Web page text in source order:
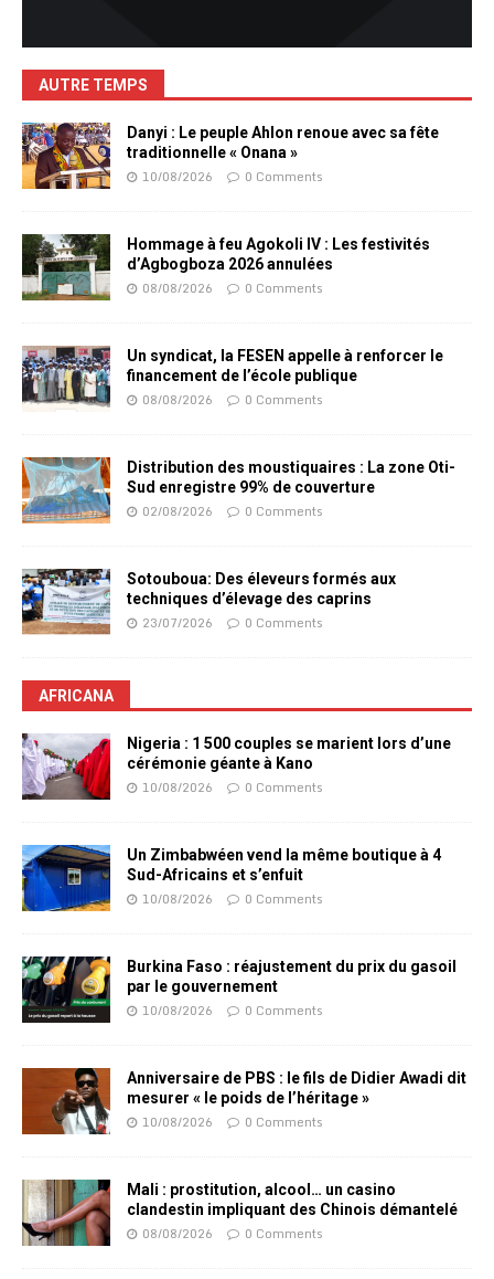
AUTRE TEMPS
Danyi : Le peuple Ahlon renoue avec sa fête
traditionnelle « Onana »
10/08/2026 0 Comments
Hommage à feu Agokoli IV : Les festivités
d’Agbogboza 2026 annulées
08/08/2026 0 Comments
Un syndicat, la FESEN appelle à renforcer le
financement de l’école publique
08/08/2026 0 Comments
Distribution des moustiquaires : La zone Oti-
Sud enregistre 99% de couverture
02/08/2026 0 Comments
Sotouboua: Des éleveurs formés aux
techniques d’élevage des caprins
23/07/2026 0 Comments
AFRICANA
Nigeria : 1 500 couples se marient lors d’une
cérémonie géante à Kano
10/08/2026 0 Comments
Un Zimbabwéen vend la même boutique à 4
Sud-Africains et s’enfuit
10/08/2026 0 Comments
Burkina Faso : réajustement du prix du gasoil
par le gouvernement
10/08/2026 0 Comments
Anniversaire de PBS : le fils de Didier Awadi dit
mesurer « le poids de l’héritage »
10/08/2026 0 Comments
Mali : prostitution, alcool… un casino
clandestin impliquant des Chinois démantelé
08/08/2026 0 Comments